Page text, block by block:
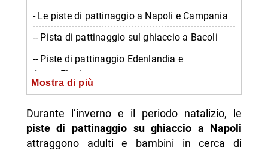
- Le piste di pattinaggio a Napoli e Campania
-- Pista di pattinaggio sul ghiaccio a Bacoli
-- Piste di pattinaggio Edenlandia e
AcquaFlash
-- Pista di pattinaggio Vulcano Buono
-- Pista di pattinaggio a Mugnano
-- Palaghiaccio Ice Avellino – Atripalda
Mostra di più
Durante l’inverno e il periodo natalizio, le
piste di pattinaggio su ghiaccio a Napoli
attraggono adulti e bambini in cerca di